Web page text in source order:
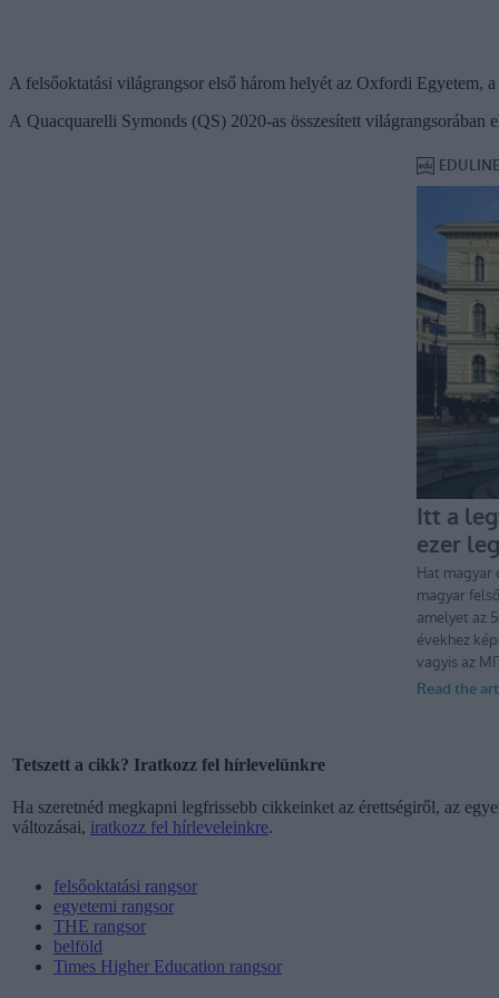
A felsőoktatási világrangsor első három helyét az Oxfordi Egyetem,
A Quacquarelli Symonds (QS) 2020-as összesített
Tetszett a cikk? Iratkozz fel hírlevelünkre
Ha szeretnéd megkapni legfrissebb cikkeinket az érettségiről, az
változásai, iratkozz fel hírleveleinkre.
felsőoktatási rangsor
egyetemi rangsor
THE rangsor
belföld
Times Higher Education rangsor